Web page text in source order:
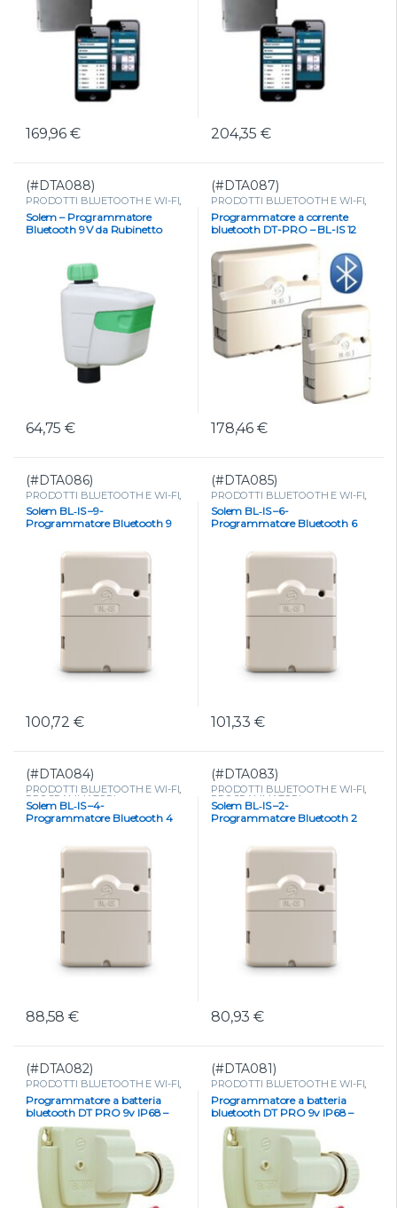
169,96€ 204,35€
(#DTA088)
PRODOTTI BLUETOOTH E WI-FI
Programmatori a batteria 9 Volts
da rubinetto,Programmatori
Solem – Programmatore
Bluetooth 9 V da Rubinetto
64,75€
(#DTA087)
PRODOTTI BLUETOOTH E WI-FI
Programmatori Bluetooth a
corrente
Programmatore a corrente
bluetooth DT-PRO – BL-IS 12
178,46€
(#DTA086)
PRODOTTI BLUETOOTH E WI-FI
PROGRAMMATORI
Programmatori a corrente
Programmatori Bluetooth a
Solem BL‑IS –9-
Programmatore Bluetooth 9
100,72€
(#DTA085)
PRODOTTI BLUETOOTH E WI-FI
PROGRAMMATORI
Programmatori a corrente
Programmatori Bluetooth a
Solem BL‑IS –6-
Programmatore Bluetooth 6
101,33€
(#DTA084)
PRODOTTI BLUETOOTH E WI-FI,
PROGRAMMATORI
Programmatori a corrente
Programmatori Bluetooth a
Solem BL‑IS –4-
Programmatore Bluetooth 4
88,58€
(#DTA083)
PRODOTTI BLUETOOTH E WI-FI,
PROGRAMMATORI
Programmatori a corrente
Programmatori Bluetooth a
Solem BL‑IS –2-
Programmatore Bluetooth 2
80,93€
(#DTA082)
PRODOTTI BLUETOOTH E WI-FI,
Programmatore Bluetooth a
batteria,PROGRAMMATORI,
Programmatori a batteria
Programmatore a batteria
bluetooth DT PRO 9v IP68 –
BL-IP-6 STAZIONI
(#DTA081)
PRODOTTI BLUETOOTH E WI-FI,
Programmatore Bluetooth a
batteria,PROGRAMMATORI,
Programmatori a batteria
Programmatore a batteria
bluetooth DT PRO 9v IP68 –
BL-IP-4 STAZIONI